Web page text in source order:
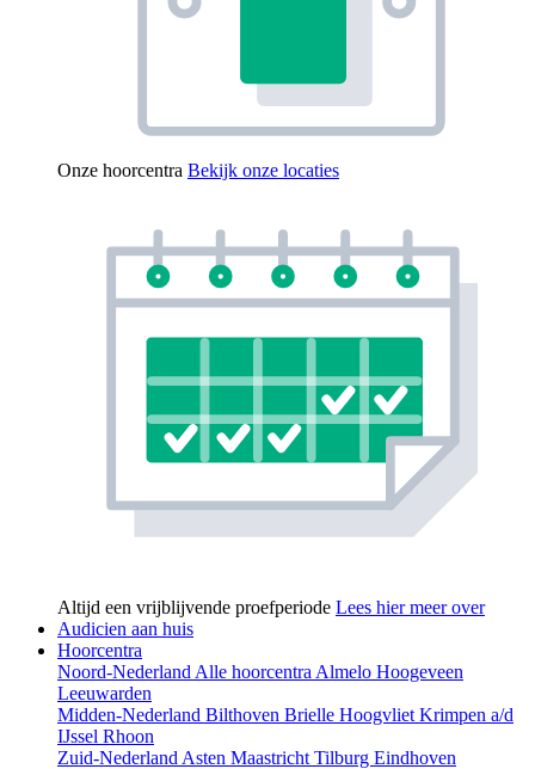
Onze hoorcentra Bekijk onze locaties
Altijd een vrijblijvende proefperiode Lees hier meer over
Audicien aan huis
Hoorcentra
Noord-Nederland Alle hoorcentra Almelo Hoogeveen
Leeuwarden
Midden-Nederland Bilthoven Brielle Hoogvliet Krimpen a/d
IJssel Rhoon
Zuid-Nederland Asten Maastricht Tilburg Eindhoven